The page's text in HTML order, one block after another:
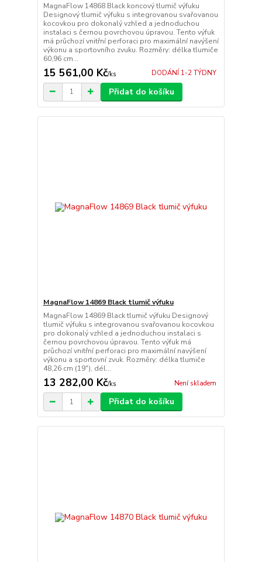
MagnaFlow 14868 Black koncový tlumič výfuku
Designový tlumič výfuku s integrovanou svařovanou
kocovkou pro dokonalý vzhled a jednoduchou
instalaci s černou povrchovou úpravou. Tento výfuk
má průchozí vnitřní perforaci pro maximální navýšení
výkonu a sportovního zvuku. Rozměry: délka tlumiče
60,96 cm...
15 561,00 Kč/ks DODÁNÍ 1-2 TÝDNY
Přidat do košíku
MagnaFlow 14869 Black tlumič výfuku
MagnaFlow 14869 Black tlumič výfuku Designový
tlumič výfuku s integrovanou svařovanou kocovkou
pro dokonalý vzhled a jednoduchou instalaci s
černou povrchovou úpravou. Tento výfuk má
průchozí vnitřní perforaci pro maximální navýšení
výkonu a sportovní zvuk. Rozměry: délka tlumiče
48,26 cm (19"), dél...
13 282,00 Kč/ks Není skladem
Přidat do košíku